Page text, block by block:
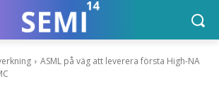
ASML på väg att leverera första High-NA